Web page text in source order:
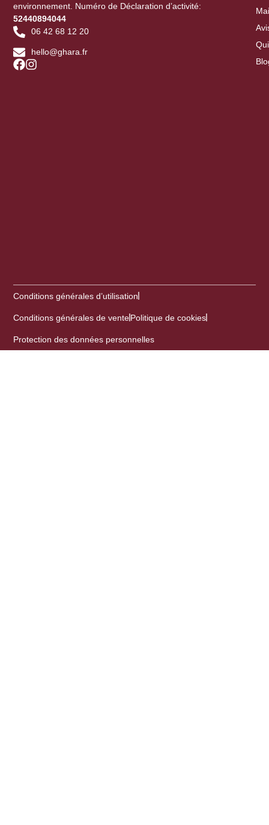
environnement. Numéro de Déclaration d’activité:
52440894044
06 42 68 12 20
hello@ghara.fr
Conditions générales d’utilisation
Conditions générales de ventePolitique de cookies
Protection des données personnelles